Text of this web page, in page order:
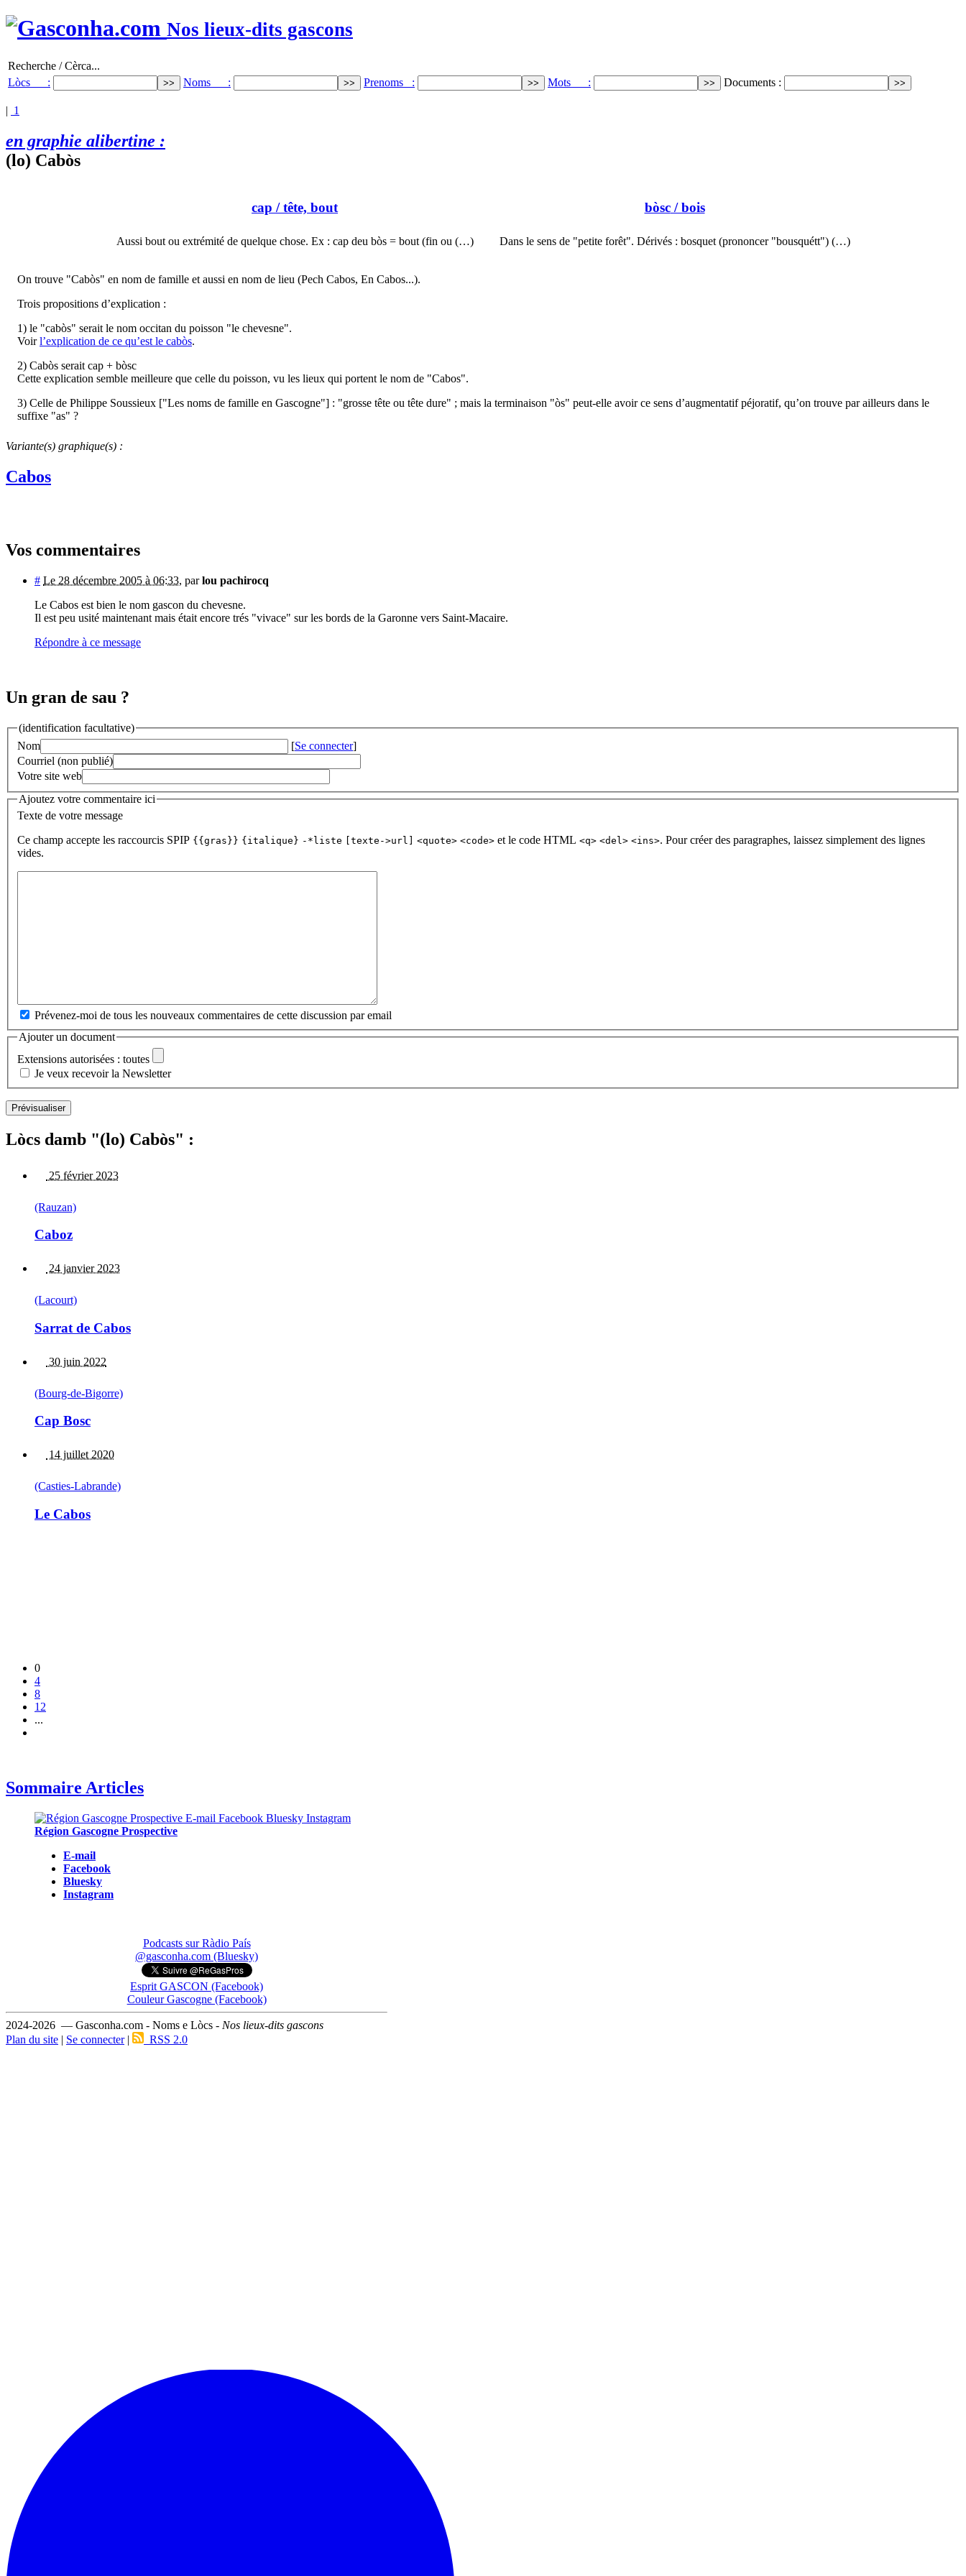
Nos lieux-dits gascons
Recherche / Cèrca...
Lòcs :
Noms : Prenoms : Mots : Documents :
| 1
en graphie alibertine :
(lo) Cabòs
cap / tête, bout
Aussi bout ou extrémité de quelque chose. Ex : cap deu bòs = bout (fin ou (…)
bòsc/ bois
Dans le sens de "petite forêt". Dérivés : bosquet (prononcer "bousquétt") (…)
On trouve "Cabòs" en nom de famille et aussi en nom de lieu (Pech Cabos, En Cabos...).
Trois propositions d’explication :
1) le "cabòs" serait le nom occitan du poisson "le chevesne".
Voirl’explication de ce qu’est le cabòs.
2) Cabòs serait cap + bòsc
Cette explication semble meilleure que celle du poisson, vu les lieux qui portent le nom de "Cabos".
3) Celle de Philippe Soussieux ["Les noms de famille en Gascogne"] : "grosse tête ou tête dure" ; mais la terminaison "òs" peut-elle avoir ce sens d’augmentatif péjoratif, qu’on trouve par ailleurs dans le
suffixe "as" ?
Variante(s) graphique(s) :
Cabos
Vos commentaires
# Le 28 décembre 2005 à 06:33, parlou pachirocq
Le Cabos est bien le nom gascon du chevesne.
Il est peu usité maintenant mais était encore trés "vivace" sur les bords de la Garonne vers Saint-Macaire.
Répondre à ce message
Un gran de sau ?
(identification facultative)
Nom
[Se connecter]
Courriel (non publié)
Votre site web
Ajoutez votre commentaire ici
Texte de votre message
Ce champ accepte les raccourcis SPIP {{gras}} {italique} -*liste [texte->url] <quote> <code> et le code HTML <q> <del> <ins>. Pour créer des paragraphes, laissez simplement des lignes
vides.
Prévenez-moi de tous les nouveaux commentaires de cette discussion par email
Ajouter un document
Extensions autorisées : toutes
Je veux recevoir la Newsletter
Lòcs damb "(lo) Cabòs" :
25 février 2023
(Rauzan)
Caboz
24 janvier 2023
(Lacourt)
Sarrat de Cabos
30 juin 2022
(Bourg-de-Bigorre)
Cap Bosc
14 juillet 2020
(Casties-Labrande)
Le Cabos
0
4
8
12
...
Sommaire Articles
Région Gascogne Prospective
E-mail
Facebook
Bluesky
Instagram
Podcasts sur Ràdio País
@gasconha.com (Bluesky)
Esprit GASCON (Facebook)
Couleur Gascogne (Facebook)
2024-2026 — Gasconha.com - Noms e Lòcs - Nos lieux-dits gascons
Plan du site | Se connecter| RSS 2.0